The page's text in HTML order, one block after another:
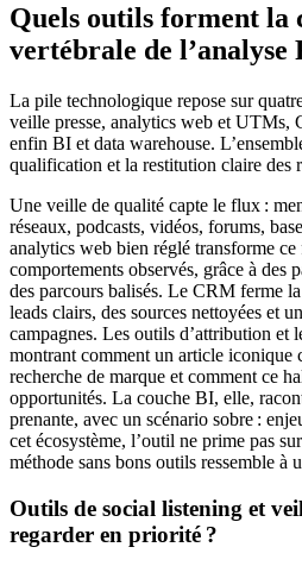
Quels outils forment la
vertébrale de l’analyse
La pile technologique repose sur
veille presse, analytics web et UTMs,
enfin BI et data warehouse.
qualification et la restitution claire des
Une veille de qualité capte le flux :
réseaux, podcasts, vidéos, forums,
analytics web bien réglé transforme
comportements observés, grâce à des
des parcours balisés. Le CRM ferme
leads clairs, des sources nettoyées et
campagnes. Les outils d’attribution
montrant comment un article iconique
recherche de marque et comment ce
opportunités. La couche BI, elle,
prenante, avec un scénario sobre :
cet écosystème, l’outil ne prime pas
méthode sans bons outils ressemble à
Outils de social listening et
regarder en priorité ?